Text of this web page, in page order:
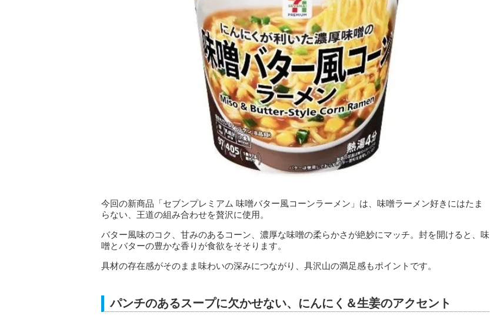
今回の新商品「セブンプレミアム 味噌バター風コーンラーメン」は、味噌ラーメン好きにはたま
らない、王道の組み合わせを贅沢に使用。
バター風味のコク、甘みのあるコーン、濃厚な味噌の柔らかさが絶妙にマッチ。封を開けると、味
噌とバターの豊かな香りが食欲をそそります。
具材の存在感がそのまま味わいの深みにつながり、具沢山の満足感もポイントです。
パンチのあるスープに欠かせない、にんにく＆生姜のアクセント